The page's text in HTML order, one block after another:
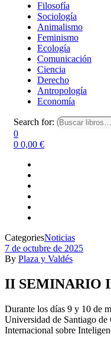
Filosofía
Sociología
Animalismo
Feminismo
Ecología
Comunicación
Ciencia
Derecho
Antropología
Economía
Search for:
0
0 0,00 €
CategoriesNoticias
7 de octubre de 2025
By Plaza y Valdés
II SEMINARIO
Durante los días 9 y 10 de
Universidad de Santiago
Internacional sobre